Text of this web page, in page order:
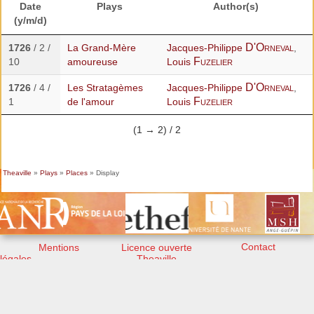
Date
(y/m/d)
Plays Author(s)
1726/ 2 /
10
La Grand-Mère
amoureuse
Jacques-Philippe D'Orneval,
Louis Fuzelier
1726/ 4 /
1
Les Stratagèmes
de l'amour
Jacques-Philippe D'Orneval,
Louis Fuzelier
(1 → 2) / 2
Theaville » Plays» Places» Display
Mentions
légales
Licence ouverte
Theaville
Contact